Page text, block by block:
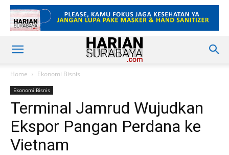
Home Ekonomi Bisnis
Ekonomi Bisnis
Terminal Jamrud Wujudkan
Ekspor Pangan Perdana ke
Vietnam